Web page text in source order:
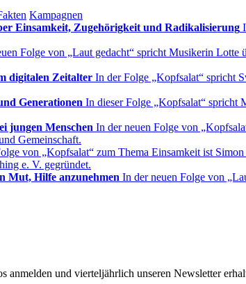
Kampagnen
Einsamkeit, Zugehörigkeit und Radikalisierung
Folge von „Laut gedacht“ spricht Musikerin Lotte
digitalen Zeitalter In der Folge „Kopfsalat“ spricht
Generationen In dieser Folge „Kopfsalat“ spricht
jungen Menschen In der neuen Folge von
Gemeinschaft.
von „Kopfsalat“ zum Thema Einsamkeit ist
e. V. gegründet.
Mut, Hilfe anzunehmen In der neuen Folge von
anmelden und vierteljährlich unseren Newsletter